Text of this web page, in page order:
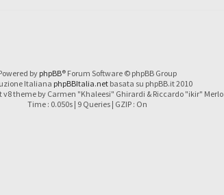
byphpBB® Forum Software © phpBB Group
Italiana phpBBItalia.netbasata su phpBB.it 2010
v8 theme by Carmen "Khaleesi" Ghirardi & Riccardo "ikir" Merlo
Time : 0.050s | 9 Queries | GZIP : On